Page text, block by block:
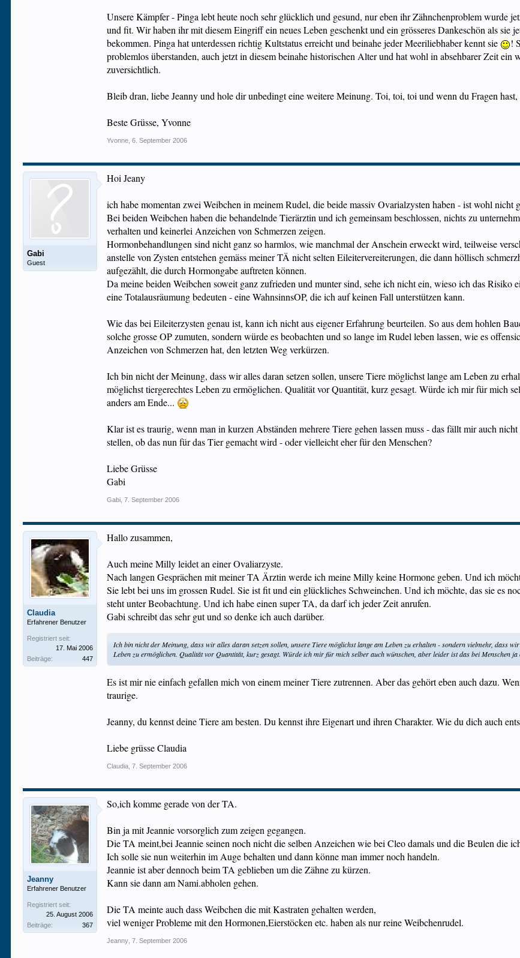
Unsere Kämpfer - Pinga lebt heute noch sehr glücklich und gesund, nur eben ihr Zähnchenproblem wurde
und fit. Wir haben ihr mit diesem Eingriff ein neues Leben geschenkt und ein grösseres Dankeschön als
bekommen. Pinga hat unterdessen richtig Kultstatus erreicht und beinahe jeder Meeriliebhaber kennt sie
!
problemlos überstanden, auch jetzt in diesem beinahe historischen Alter und hat wohl in absehbarer Zeit
zuversichtlich.
Bleib dran, liebe Jeanny und hole dir unbedingt eine weitere Meinung. Toi, toi, toi und wenn du Fragen hast,
Beste Grüsse, Yvonne
Yvonne 6. September 2006
Gabi
Guest
Hoi Jeany
ich habe momentan zwei Weibchen in meinem Rudel, die beide massiv Ovarialzysten haben - ist wohl nicht
Bei beiden Weibchen haben die behandelnde Tierärztin und ich gemeinsam beschlossen, nichts zu
verhalten und keinerlei Anzeichen von Schmerzen zeigen.
Hormonbehandlungen sind nicht ganz so harmlos, wie manchmal der Anschein erweckt wird, teilweise
anstelle von Zysten entstehen gemäss meiner TÄ nicht selten Eileitervereiterungen, die dann höllisch
aufgezählt, die durch Hormongabe auftreten können.
Da meine beiden Weibchen soweit ganz zufrieden und munter sind, sehe ich nicht ein, wieso ich das
eine Totalausräumung bedeuten - eine WahnsinnsOP, die ich auf keinen Fall unterstützen kann.
Wie das bei Eileiterzysten genau ist, kann ich nicht aus eigener Erfahrung beurteilen. So aus dem hohlen
solche grosse OP zumuten, sondern würde es beobachten und so lange im Rudel leben lassen, wie es
Anzeichen von Schmerzen hat, den letzten Weg verkürzen.
Ich bin nicht der Meinung, dass wir alles daran setzen sollen, unsere Tiere möglichst lange am Leben zu
möglichst tiergerechtes Leben zu ermöglichen. Qualität vor Quantität, kurz gesagt. Würde ich mir für mich
anders am Ende...
Klar ist es traurig, wenn man in kurzen Abständen mehrere Tiere gehen lassen muss - das fällt mir auch
stellen, ob das nun für das Tier gemacht wird - oder vielleicht eher für den Menschen?
Liebe Grüsse
Gabi
Gabi 7. September 2006
Claudia
Erfahrener Benutzer
Registriert seit:
17. Mai 2006
Beiträge:
447
Hallo zusammen,
Auch meine Milly leidet an einer Ovaliarzyste.
Nach langen Gesprächen mit meiner TA Ärztin werde ich meine Milly keine Hormone geben. Und ich
Sie lebt bei uns im grossen Rudel. Sie ist fit und ein glückliches Schweinchen. Und ich möchte, das sie es
steht unter Beobachtung. Und ich habe einen super TA, da darf ich jeder Zeit anrufen.
Gabi schreibt das sehr gut und so denke ich auch darüber.
Ich bin nicht der Meinung, dass wir alles daran setzen sollen, unsere Tiere möglichst lange am Leben zu erhalten - sondern vielmehr, dass
Leben zu ermöglichen. Qualität vor Quantität, kurz gesagt. Würde ich mir für mich selber auch wünschen, aber leider ist das bei Menschen ja
Es ist mir nie einfach gefallen mich von einem meiner Tiere zutrennen. Aber das gehört eben auch dazu.
traurige.
Jeanny, du kennst deine Tiere am besten. Du kennst ihre Eigenart und ihren Charakter. Wie du dich auch
Liebe grüsse Claudia
Claudia 7. September 2006
Jeanny
Erfahrener Benutzer
Registriert seit:
25. August 2006
Beiträge:
367
So,ich komme gerade von der TA.
Bin ja mit Jeannie vorsorglich zum zeigen gegangen.
Die TA meint,bei Jeannie seinen noch nicht die selben Anzeichen wie bei Cleo damals und die Beulen die
Ich solle sie nun weiterhin im Auge behalten und dann könne man immer noch handeln.
Jeannie ist aber dennoch beim TA geblieben um die Zähne zu kürzen.
Kann sie dann am Nami.abholen gehen.
Die TA meinte auch dass Weibchen die mit Kastraten gehalten werden,
viel weniger Probleme mit den Hormonen,Eierstöcken etc. haben als nur reine Weibchenrudel.
Jeanny 7. September 2006